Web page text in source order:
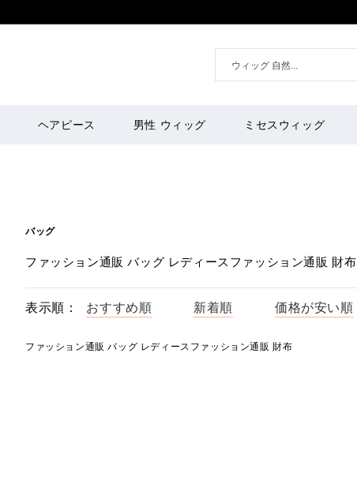
ヘアピース 男性 ウィッグ ミセスウィッグ
バッグ
ファッション通販 バッグ レディースファッション通販 財布
表示順： おすすめ順 新着順 価格が安い順
ファッション通販バッグ レディースファッション通販 財布